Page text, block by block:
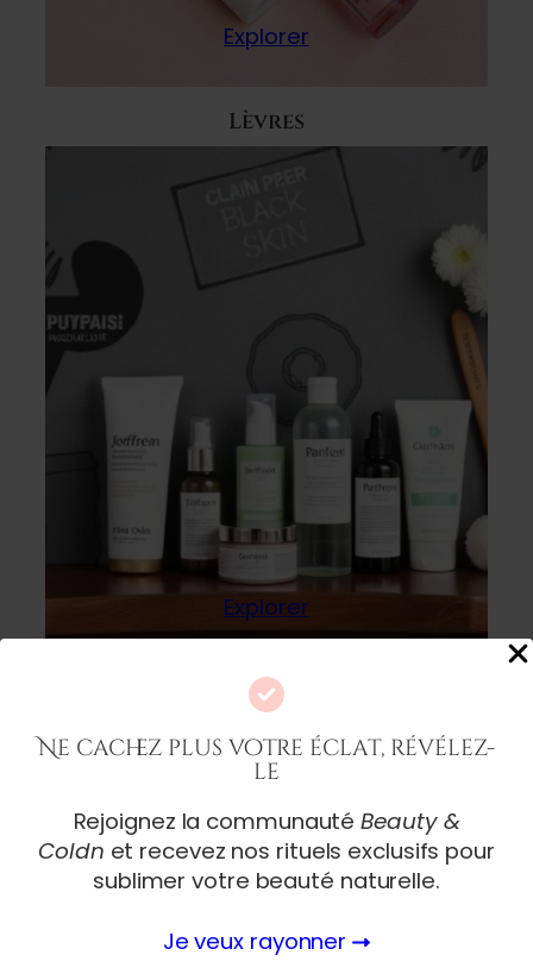
Ne cachez plus votre éclat, révélez-
le
Rejoignez la communautéBeauty &
Coldn et recevez nos rituels exclusifs pour
sublimer votre beauté naturelle.
Je veux rayonner
Explorer
Lèvres
Explorer
Teint
Souscrivez à notre newsletter
Souscrivez à notre newsletter, et soyez informé
sur nos exclusivités, et nos derniers articles.
Adresse mail